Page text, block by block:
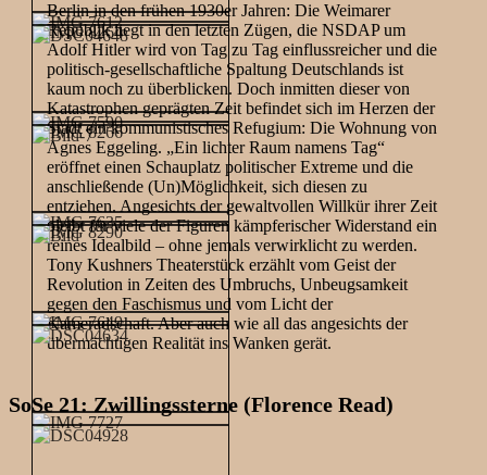
Berlin in den frühen 1930er Jahren: Die Weimarer
Republik liegt in den letzten Zügen, die NSDAP um
Adolf Hitler wird von Tag zu Tag einflussreicher und die
politisch-gesellschaftliche Spaltung Deutschlands ist
kaum noch zu überblicken. Doch inmitten dieser von
Katastrophen geprägten Zeit befindet sich im Herzen der
Stadt ein kommunistisches Refugium: Die Wohnung von
Agnes Eggeling. „Ein lichter Raum namens Tag“
eröffnet einen Schauplatz politischer Extreme und die
anschließende (Un)Möglichkeit, sich diesen zu
entziehen. Angesichts der gewaltvollen Willkür ihrer Zeit
bleibt für viele der Figuren kämpferischer Widerstand ein
reines Idealbild – ohne jemals verwirklicht zu werden.
Tony Kushners Theaterstück erzählt vom Geist der
Revolution in Zeiten des Umbruchs, Unbeugsamkeit
gegen den Faschismus und vom Licht der
Kameradschaft. Aber auch wie all das angesichts der
übermächtigen Realität ins Wanken gerät.
SoSe 21: Zwillingssterne (Florence Read)